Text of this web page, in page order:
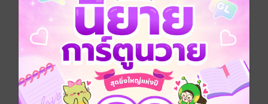
ควบคุมการผลิตยาเสพติด ในพื้นที่สามเหลี่ยมทองคำ
หน่วยงานสืบราชการลับได้รับข้อมูล ว่าโรงงานผลิตยา
เสพติดนี้ตั้งอยู่กลางป่าลึก เป็นพื้นที่ ที่มีการป้องกันอย่าง
แน่นหนา และเป็นเขตอิทธิพลของทหารกลุ่มนี้ การเข้าถึง
จะไม่ง่าย แต่ภารกิจนี้สำคัญเกินกว่าจะล้มเหลวได้